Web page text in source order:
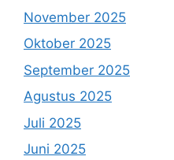
November 2025
Oktober 2025
September 2025
Agustus 2025
Juli 2025
Juni 2025